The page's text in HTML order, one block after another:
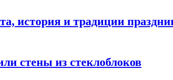
история и традиции
стены из стеклоблоков